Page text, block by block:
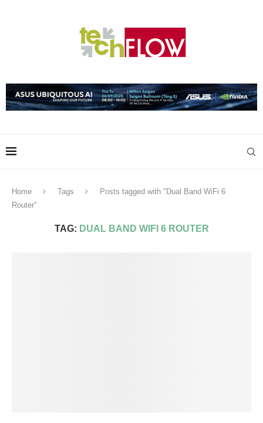
Home Tags
Posts tagged with "Dual Band WiFi 6
Router"
TAG: DUAL BAND WIFI 6 ROUTER